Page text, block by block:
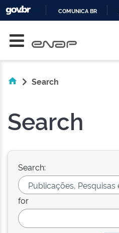
COMUNICA BR
Search
Search
Search:
for